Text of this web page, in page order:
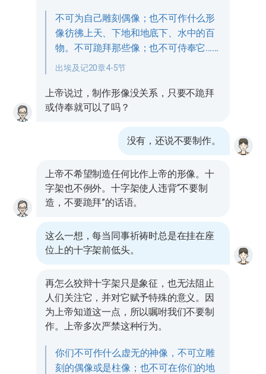
不可为自己雕刻偶像；也不可作什么形
像彷彿上天、下地和地底下、水中的百
物。不可跪拜那些像；也不可侍奉它……
出埃及记20章4-5节
上帝说过，制作形像没关系，只要不跪拜
或侍奉就可以了吗？
没有，还说不要制作。
上帝不希望制造任何比作上帝的形像。十
字架也不例外。十字架使人违背“不要制
造，不要跪拜”的话语。
这么一想，每当同事祈祷时总是在挂在座
位上的十字架前低头。
再怎么狡辩十字架只是象征，也无法阻止
人们关注它，并对它赋予特殊的意义。因
为上帝知道这一点，所以嘱咐我们不要制
作。上帝多次严禁这种行为。
你们不可作什么虚无的神像，不可立雕
刻的偶像或是柱像；也不可在你们的地